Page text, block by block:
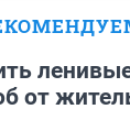
от